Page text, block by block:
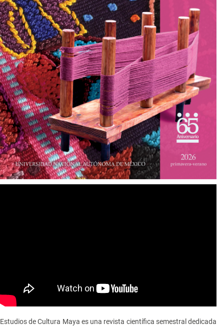
Estudios de Cultura Maya es una revista científica semestral dedicada